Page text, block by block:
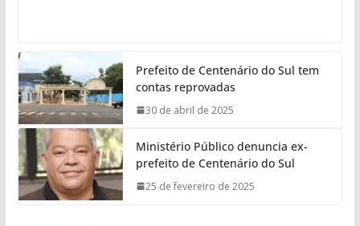
Prefeito de Centenário do Sul tem
contas reprovadas
30 de abril de 2025
Ministério Público denuncia ex-
prefeito de Centenário do Sul
25 de fevereiro de 2025